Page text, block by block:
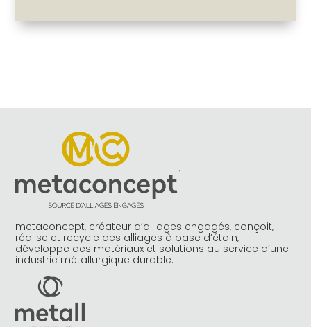
metaconcept, créateur d’alliages engagés, conçoit,
réalise et recycle des alliages à base d’étain,
développe des matériaux et solutions au service d’une
industrie métallurgique durable.